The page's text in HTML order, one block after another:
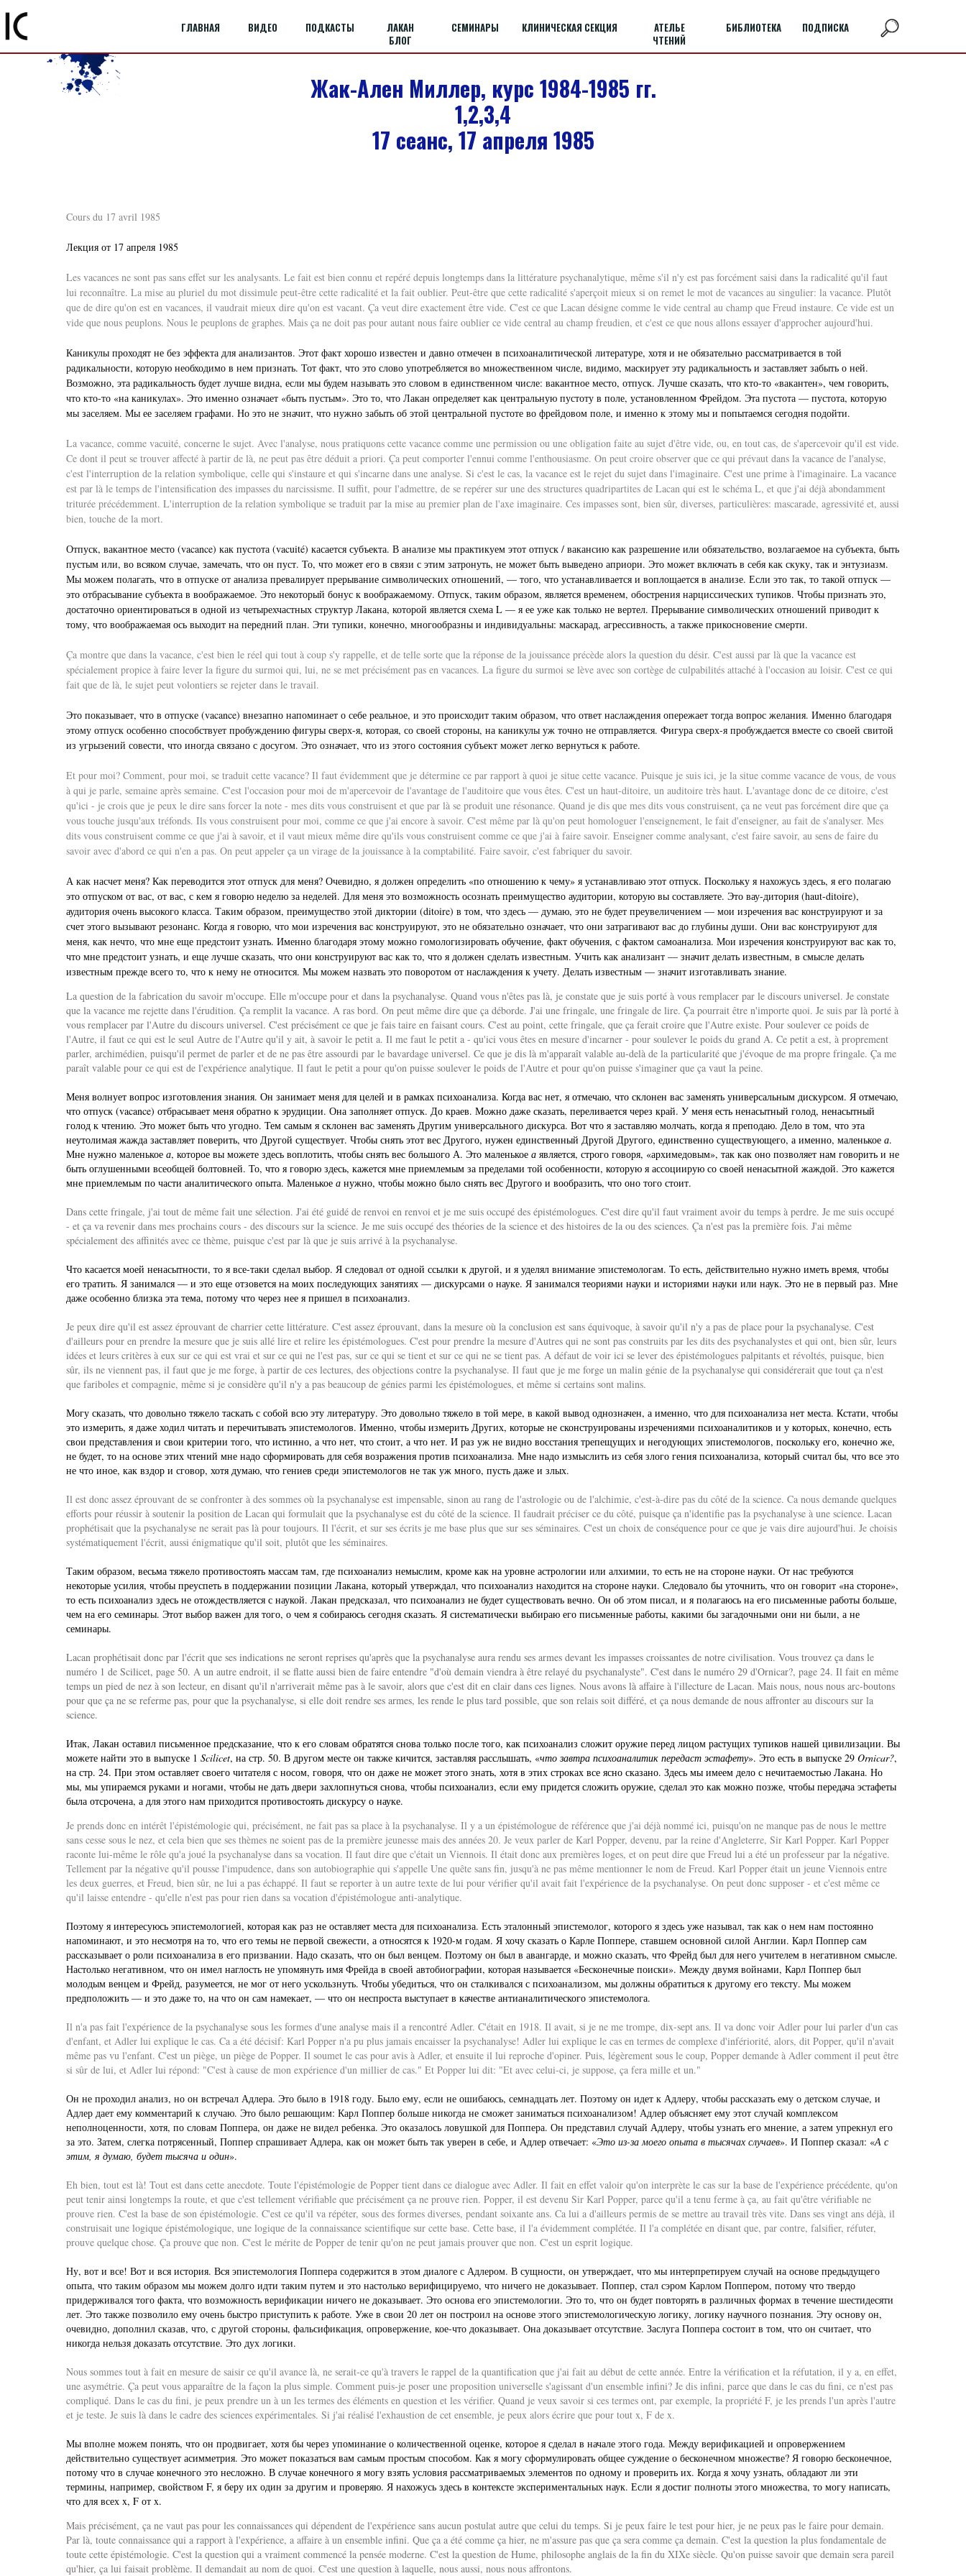
ЛАКАН
БЛОГ
КЛИНИЧЕСКАЯ СЕКЦИЯ
СЕМИНАРЫ ПОДПИСКА
БИБЛИОТЕКА
АТЕЛЬЕ
ЧТЕНИЙ
ГЛАВНАЯ ПОДКАСТЫ
ВИДЕО
Жак-Ален Миллер, курс 1984-1985 гг.
1,2,3,4
17 сеанс, 17 апреля 1985
Cours du 17 avril 1985
Лекция от 17 апреля 1985
Les vacances ne sont pas sans effet sur les analysants. Le fait est bien connu et repéré depuis longtemps dans la littérature psychanalytique, même s'il n'y est pas forcément saisi dans la radicalité qu'il faut
lui reconnaître. La mise au pluriel du mot dissimule peut-être cette radicalité et la fait oublier. Peut-être que cette radicalité s'aperçoit mieux si on remet le mot de vacances au singulier: la vacance. Plutôt
que de dire qu'on est en vacances, il vaudrait mieux dire qu'on est vacant. Ça veut dire exactement être vide. C'est ce que Lacan désigne comme le vide central au champ que Freud instaure. Ce vide est un
vide que nous peuplons. Nous le peuplons de graphes. Mais ça ne doit pas pour autant nous faire oublier ce vide central au champ freudien, et c'est ce que nous allons essayer d'approcher aujourd'hui.
Каникулы проходят не без эффекта для анализантов. Этот факт хорошо известен и давно отмечен в психоаналитической литературе, хотя и не обязательно рассматривается в той
радикальности, которую необходимо в нем признать. Тот факт, что это слово употребляется во множественном числе, видимо, маскирует эту радикальность и заставляет забыть о ней.
Возможно, эта радикальность будет лучше видна, если мы будем называть это словом в единственном числе: вакантное место, отпуск. Лучше сказать, что кто-то «вакантен», чем говорить,
что кто-то «на каникулах». Это именно означает «быть пустым». Это то, что Лакан определяет как центральную пустоту в поле, установленном Фрейдом. Эта пустота — пустота, которую
мы заселяем. Мы ее заселяем графами. Но это не значит, что нужно забыть об этой центральной пустоте во фрейдовом поле, и именно к этому мы и попытаемся сегодня подойти.
La vacance, comme vacuité, concerne le sujet. Avec l'analyse, nous pratiquons cette vacance comme une permission ou une obligation faite au sujet d'être vide, ou, en tout cas, de s'apercevoir qu'il est vide.
Ce dont il peut se trouver affecté à partir de là, ne peut pas être déduit a priori. Ça peut comporter l'ennui comme l'enthousiasme. On peut croire observer que ce qui prévaut dans la vacance de l'analyse,
c'est l'interruption de la relation symbolique, celle qui s'instaure et qui s'incarne dans une analyse. Si c'est le cas, la vacance est le rejet du sujet dans l'imaginaire. C'est une prime à l'imaginaire. La vacance
est par là le temps de l'intensification des impasses du narcissisme. Il suffit, pour l'admettre, de se repérer sur une des structures quadripartites de Lacan qui est le schéma L, et que j'ai déjà abondamment
triturée précédemment. L'interruption de la relation symbolique se traduit par la mise au premier plan de l'axe imaginaire. Ces impasses sont, bien sûr, diverses, particulières: mascarade, agressivité et, aussi
bien, touche de la mort.
Отпуск, вакантное место (vacance) как пустота (vacuité) касается субъекта. В анализе мы практикуем этот отпуск / вакансию как разрешение или обязательство, возлагаемое на субъекта, быть
пустым или, во всяком случае, замечать, что он пуст. То, что может его в связи с этим затронуть, не может быть выведено априори. Это может включать в себя как скуку, так и энтузиазм.
Мы можем полагать, что в отпуске от анализа превалирует прерывание символических отношений, — того, что устанавливается и воплощается в анализе. Если это так, то такой отпуск —
это отбрасывание субъекта в воображаемое. Это некоторый бонус к воображаемому. Отпуск, таким образом, является временем, обострения нарциссических тупиков. Чтобы признать это,
достаточно ориентироваться в одной из четырехчастных структур Лакана, которой является схема L — я ее уже как только не вертел. Прерывание символических отношений приводит к
тому, что воображаемая ось выходит на передний план. Эти тупики, конечно, многообразны и индивидуальны: маскарад, агрессивность, а также прикосновение смерти.
Ça montre que dans la vacance, c'est bien le réel qui tout à coup s'y rappelle, et de telle sorte que la réponse de la jouissance précède alors la question du désir. C'est aussi par là que la vacance est
spécialement propice à faire lever la figure du surmoi qui, lui, ne se met précisément pas en vacances. La figure du surmoi se lève avec son cortège de culpabilités attaché à l'occasion au loisir. C'est ce qui
fait que de là, le sujet peut volontiers se rejeter dans le travail.
Это показывает, что в отпуске (vacance) внезапно напоминает о себе реальное, и это происходит таким образом, что ответ наслаждения опережает тогда вопрос желания. Именно благодаря
этому отпуск особенно способствует пробуждению фигуры сверх-я, которая, со своей стороны, на каникулы уж точно не отправляется. Фигура сверх-я пробуждается вместе со своей свитой
из угрызений совести, что иногда связано с досугом. Это означает, что из этого состояния субъект может легко вернуться к работе.
Et pour moi? Comment, pour moi, se traduit cette vacance? Il faut évidemment que je détermine ce par rapport à quoi je situe cette vacance. Puisque je suis ici, je la situe comme vacance de vous, de vous
à qui je parle, semaine après semaine. C'est l'occasion pour moi de m'apercevoir de l'avantage de l'auditoire que vous êtes. C'est un haut-ditoire, un auditoire très haut. L'avantage donc de ce ditoire, c'est
qu'ici - je crois que je peux le dire sans forcer la note - mes dits vous construisent et que par là se produit une résonance. Quand je dis que mes dits vous construisent, ça ne veut pas forcément dire que ça
vous touche jusqu'aux tréfonds. Ils vous construisent pour moi, comme ce que j'ai encore à savoir. C'est même par là qu'on peut homologuer l'enseignement, le fait d'enseigner, au fait de s'analyser. Mes
dits vous construisent comme ce que j'ai à savoir, et il vaut mieux même dire qu'ils vous construisent comme ce que j'ai à faire savoir. Enseigner comme analysant, c'est faire savoir, au sens de faire du
savoir avec d'abord ce qui n'en a pas. On peut appeler ça un virage de la jouissance à la comptabilité. Faire savoir, c'est fabriquer du savoir.
А как насчет меня? Как переводится этот отпуск для меня? Очевидно, я должен определить «по отношению к чему» я устанавливаю этот отпуск. Поскольку я нахожусь здесь, я его полагаю
это отпуском от вас, от вас, с кем я говорю неделю за неделей. Для меня это возможность осознать преимущество аудитории, которую вы составляете. Это вау-дитория (haut-ditoire),
аудитория очень высокого класса. Таким образом, преимущество этой диктории (ditoire) в том, что здесь — думаю, это не будет преувеличением — мои изречения вас конструируют и за
счет этого вызывают резонанс. Когда я говорю, что мои изречения вас конструируют, это не обязательно означает, что они затрагивают вас до глубины души. Они вас конструируют для
меня, как нечто, что мне еще предстоит узнать. Именно благодаря этому можно гомологизировать обучение, факт обучения, с фактом самоанализа. Мои изречения конструируют вас как то,
что мне предстоит узнать, и еще лучше сказать, что они конструируют вас как то, что я должен сделать известным. Учить как анализант — значит делать известным, в смысле делать
известным прежде всего то, что к нему не относится. Мы можем назвать это поворотом от наслаждения к учету. Делать известным — значит изготавливать знание.
La question de la fabrication du savoir m'occupe. Elle m'occupe pour et dans la psychanalyse. Quand vous n'êtes pas là, je constate que je suis porté à vous remplacer par le discours universel. Je constate
que la vacance me rejette dans l'érudition. Ça remplit la vacance. A ras bord. On peut même dire que ça déborde. J'ai une fringale, une fringale de lire. Ça pourrait être n'importe quoi. Je suis par là porté à
vous remplacer par l'Autre du discours universel. C'est précisément ce que je fais taire en faisant cours. C'est au point, cette fringale, que ça ferait croire que l'Autre existe. Pour soulever ce poids de
l'Autre, il faut ce qui est le seul Autre de l'Autre qu'il y ait, à savoir le petit a. Il me faut le petit a - qu'ici vous êtes en mesure d'incarner - pour soulever le poids du grand A. Ce petit a est, à proprement
parler, archimédien, puisqu'il permet de parler et de ne pas être assourdi par le bavardage universel. Ce que je dis là m'apparaît valable au-delà de la particularité que j'évoque de ma propre fringale. Ça me
paraît valable pour ce qui est de l'expérience analytique. Il faut le petit a pour qu'on puisse soulever le poids de l'Autre et pour qu'on puisse s'imaginer que ça vaut la peine.
Меня волнует вопрос изготовления знания. Он занимает меня для целей и в рамках психоанализа. Когда вас нет, я отмечаю, что склонен вас заменять универсальным дискурсом. Я отмечаю,
что отпуск (vacance) отбрасывает меня обратно к эрудиции. Она заполняет отпуск. До краев. Можно даже сказать, переливается через край. У меня есть ненасытный голод, ненасытный
голод к чтению. Это может быть что угодно. Тем самым я склонен вас заменять Другим универсального дискурса. Вот что я заставляю молчать, когда я преподаю. Дело в том, что эта
неутолимая жажда заставляет поверить, что Другой существует. Чтобы снять этот вес Другого, нужен единственный Другой Другого, единственно существующего, а именно, маленькое а.
Мне нужно маленькое а, которое вы можете здесь воплотить, чтобы снять вес большого А. Это маленькое а является, строго говоря, «архимедовым», так как оно позволяет нам говорить и не
быть оглушенными всеобщей болтовней. То, что я говорю здесь, кажется мне приемлемым за пределами той особенности, которую я ассоциирую со своей ненасытной жаждой. Это кажется
мне приемлемым по части аналитического опыта. Маленькое а нужно, чтобы можно было снять вес Другого и вообразить, что оно того стоит.
Dans cette fringale, j'ai tout de même fait une sélection. J'ai été guidé de renvoi en renvoi et je me suis occupé des épistémologues. C'est dire qu'il faut vraiment avoir du temps à perdre. Je me suis occupé
- et ça va revenir dans mes prochains cours - des discours sur la science. Je me suis occupé des théories de la science et des histoires de la ou des sciences. Ça n'est pas la première fois. J'ai même
spécialement des affinités avec ce thème, puisque c'est par là que je suis arrivé à la psychanalyse.
Что касается моей ненасытности, то я все-таки сделал выбор. Я следовал от одной ссылки к другой, и я уделял внимание эпистемологам. То есть, действительно нужно иметь время, чтобы
его тратить. Я занимался — и это еще отзовется на моих последующих занятиях — дискурсами о науке. Я занимался теориями науки и историями науки или наук. Это не в первый раз. Мне
даже особенно близка эта тема, потому что через нее я пришел в психоанализ.
Je peux dire qu'il est assez éprouvant de charrier cette littérature. C'est assez éprouvant, dans la mesure où la conclusion est sans équivoque, à savoir qu'il n'y a pas de place pour la psychanalyse. C'est
d'ailleurs pour en prendre la mesure que je suis allé lire et relire les épistémologues. C'est pour prendre la mesure d'Autres qui ne sont pas construits par les dits des psychanalystes et qui ont, bien sûr, leurs
idées et leurs critères à eux sur ce qui est vrai et sur ce qui ne l'est pas, sur ce qui se tient et sur ce qui ne se tient pas. A défaut de voir ici se lever des épistémologues palpitants et révoltés, puisque, bien
sûr, ils ne viennent pas, il faut que je me forge, à partir de ces lectures, des objections contre la psychanalyse. Il faut que je me forge un malin génie de la psychanalyse qui considérerait que tout ça n'est
que fariboles et compagnie, même si je considère qu'il n'y a pas beaucoup de génies parmi les épistémologues, et même si certains sont malins.
Могу сказать, что довольно тяжело таскать с собой всю эту литературу. Это довольно тяжело в той мере, в какой вывод однозначен, а именно, что для психоанализа нет места. Кстати, чтобы
это измерить, я даже ходил читать и перечитывать эпистемологов. Именно, чтобы измерить Других, которые не сконструированы изречениями психоаналитиков и у которых, конечно, есть
свои представления и свои критерии того, что истинно, а что нет, что стоит, а что нет. И раз уж не видно восстания трепещущих и негодующих эпистемологов, поскольку его, конечно же,
не будет, то на основе этих чтений мне надо сформировать для себя возражения против психоанализа. Мне надо измыслить из себя злого гения психоанализа, который считал бы, что все это
не что иное, как вздор и сговор, хотя думаю, что гениев среди эпистемологов не так уж много, пусть даже и злых.
Il est donc assez éprouvant de se confronter à des sommes où la psychanalyse est impensable, sinon au rang de l'astrologie ou de l'alchimie, c'est-à-dire pas du côté de la science. Ca nous demande quelques
efforts pour réussir à soutenir la position de Lacan qui formulait que la psychanalyse est du côté de la science. Il faudrait préciser ce du côté, puisque ça n'identifie pas la psychanalyse à une science. Lacan
prophétisait que la psychanalyse ne serait pas là pour toujours. Il l'écrit, et sur ses écrits je me base plus que sur ses séminaires. C'est un choix de conséquence pour ce que je vais dire aujourd'hui. Je choisis
systématiquement l'écrit, aussi énigmatique qu'il soit, plutôt que les séminaires.
Таким образом, весьма тяжело противостоять массам там, где психоанализ немыслим, кроме как на уровне астрологии или алхимии, то есть не на стороне науки. От нас требуются
некоторые усилия, чтобы преуспеть в поддержании позиции Лакана, который утверждал, что психоанализ находится на стороне науки. Следовало бы уточнить, что он говорит «на стороне»,
то есть психоанализ здесь не отождествляется с наукой. Лакан предсказал, что психоанализ не будет существовать вечно. Он об этом писал, и я полагаюсь на его письменные работы больше,
чем на его семинары. Этот выбор важен для того, о чем я собираюсь сегодня сказать. Я систематически выбираю его письменные работы, какими бы загадочными они ни были, а не
семинары.
Lacan prophétisait donc par l'écrit que ses indications ne seront reprises qu'après que la psychanalyse aura rendu ses armes devant les impasses croissantes de notre civilisation. Vous trouvez ça dans le
numéro 1 de Scilicet, page 50. A un autre endroit, il se flatte aussi bien de faire entendre "d'où demain viendra à être relayé du psychanalyste". C'est dans le numéro 29 d'Ornicar?, page 24. Il fait en même
temps un pied de nez à son lecteur, en disant qu'il n'arriverait même pas à le savoir, alors que c'est dit en clair dans ces lignes. Nous avons là affaire à l'illecture de Lacan. Mais nous, nous nous arc-boutons
pour que ça ne se referme pas, pour que la psychanalyse, si elle doit rendre ses armes, les rende le plus tard possible, que son relais soit différé, et ça nous demande de nous affronter au discours sur la
science.
Итак, Лакан оставил письменное предсказание, что к его словам обратятся снова только после того, как психоанализ сложит оружие перед лицом растущих тупиков нашей цивилизации. Вы
можете найти это в выпуске 1 Scilicet, на стр. 50. В другом месте он также кичится, заставляя расслышать, «что завтра психоаналитик передаст эстафету». Это есть в выпуске 29 Ornicar?,
на стр. 24. При этом оставляет своего читателя с носом, говоря, что он даже не может этого знать, хотя в этих строках все ясно сказано. Здесь мы имеем дело с нечитаемостью Лакана. Но
мы, мы упираемся руками и ногами, чтобы не дать двери захлопнуться снова, чтобы психоанализ, если ему придется сложить оружие, сделал это как можно позже, чтобы передача эстафеты
была отсрочена, а для этого нам приходится противостоять дискурсу о науке.
Je prends donc en intérêt l'épistémologie qui, précisément, ne fait pas sa place à la psychanalyse. Il y a un épistémologue de référence que j'ai déjà nommé ici, puisqu'on ne manque pas de nous le mettre
sans cesse sous le nez, et cela bien que ses thèmes ne soient pas de la première jeunesse mais des années 20. Je veux parler de Karl Popper, devenu, par la reine d'Angleterre, Sir Karl Popper. Karl Popper
raconte lui-même le rôle qu'a joué la psychanalyse dans sa vocation. Il faut dire que c'était un Viennois. Il était donc aux premières loges, et on peut dire que Freud lui a été un professeur par la négative.
Tellement par la négative qu'il pousse l'impudence, dans son autobiographie qui s'appelle Une quête sans fin, jusqu'à ne pas même mentionner le nom de Freud. Karl Popper était un jeune Viennois entre
les deux guerres, et Freud, bien sûr, ne lui a pas échappé. Il faut se reporter à un autre texte de lui pour vérifier qu'il avait fait l'expérience de la psychanalyse. On peut donc supposer - et c'est même ce
qu'il laisse entendre - qu'elle n'est pas pour rien dans sa vocation d'épistémologue anti-analytique.
Поэтому я интересуюсь эпистемологией, которая как раз не оставляет места для психоанализа. Есть эталонный эпистемолог, которого я здесь уже называл, так как о нем нам постоянно
напоминают, и это несмотря на то, что его темы не первой свежести, а относятся к 1920-м годам. Я хочу сказать о Карле Поппере, ставшем основной силой Англии. Карл Поппер сам
рассказывает о роли психоанализа в его призвании. Надо сказать, что он был венцем. Поэтому он был в авангарде, и можно сказать, что Фрейд был для него учителем в негативном смысле.
Настолько негативном, что он имел наглость не упомянуть имя Фрейда в своей автобиографии, которая называется «Бесконечные поиски». Между двумя войнами, Карл Поппер был
молодым венцем и Фрейд, разумеется, не мог от него ускользнуть. Чтобы убедиться, что он сталкивался с психоанализом, мы должны обратиться к другому его тексту. Мы можем
предположить — и это даже то, на что он сам намекает, — что он неспроста выступает в качестве антианалитического эпистемолога.
Il n'a pas fait l'expérience de la psychanalyse sous les formes d'une analyse mais il a rencontré Adler. C'était en 1918. Il avait, si je ne me trompe, dix-sept ans. Il va donc voir Adler pour lui parler d'un cas
d'enfant, et Adler lui explique le cas. Ca a été décisif: Karl Popper n'a pu plus jamais encaisser la psychanalyse! Adler lui explique le cas en termes de complexe d'infériorité, alors, dit Popper, qu'il n'avait
même pas vu l'enfant. C'est un piège, un piège de Popper. Il soumet le cas pour avis à Adler, et ensuite il lui reproche d'opiner. Puis, légèrement sous le coup, Popper demande à Adler comment il peut être
si sûr de lui, et Adler lui répond: "C'est à cause de mon expérience d'un millier de cas." Et Popper lui dit: "Et avec celui-ci, je suppose, ça fera mille et un."
Он не проходил анализ, но он встречал Адлера. Это было в 1918 году. Было ему, если не ошибаюсь, семнадцать лет. Поэтому он идет к Адлеру, чтобы рассказать ему о детском случае, и
Адлер дает ему комментарий к случаю. Это было решающим: Карл Поппер больше никогда не сможет заниматься психоанализом! Адлер объясняет ему этот случай комплексом
неполноценности, хотя, по словам Поппера, он даже не видел ребенка. Это оказалось ловушкой для Поппера. Он представил случай Адлеру, чтобы узнать его мнение, а затем упрекнул его
за это. Затем, слегка потрясенный, Поппер спрашивает Адлера, как он может быть так уверен в себе, и Адлер отвечает: «Это из-за моего опыта в тысячах случаев». И Поппер сказал: «А с
этим, я думаю, будет тысяча и один».
Eh bien, tout est là! Tout est dans cette anecdote. Toute l'épistémologie de Popper tient dans ce dialogue avec Adler. Il fait en effet valoir qu'on interprète le cas sur la base de l'expérience précédente, qu'on
peut tenir ainsi longtemps la route, et que c'est tellement vérifiable que précisément ça ne prouve rien. Popper, il est devenu Sir Karl Popper, parce qu'il a tenu ferme à ça, au fait qu'être vérifiable ne
prouve rien. C'est la base de son épistémologie. C'est ce qu'il va répéter, sous des formes diverses, pendant soixante ans. Ca lui a d'ailleurs permis de se mettre au travail très vite. Dans ses vingt ans déjà, il
construisait une logique épistémologique, une logique de la connaissance scientifique sur cette base. Cette base, il l'a évidemment complétée. Il l'a complétée en disant que, par contre, falsifier, réfuter,
prouve quelque chose. Ça prouve que non. C'est le mérite de Popper de tenir qu'on ne peut jamais prouver que non. C'est un esprit logique.
Ну, вот и все! Вот и вся история. Вся эпистемология Поппера содержится в этом диалоге с Адлером. В сущности, он утверждает, что мы интерпретируем случай на основе предыдущего
опыта, что таким образом мы можем долго идти таким путем и это настолько верифицируемо, что ничего не доказывает. Поппер, стал сэром Карлом Поппером, потому что твердо
придерживался того факта, что возможность верификации ничего не доказывает. Это основа его эпистемологии. Это то, что он будет повторять в различных формах в течение шестидесяти
лет. Это также позволило ему очень быстро приступить к работе. Уже в свои 20 лет он построил на основе этого эпистемологическую логику, логику научного познания. Эту основу он,
очевидно, дополнил сказав, что, с другой стороны, фальсификация, опровержение, кое-что доказывает. Она доказывает отсутствие. Заслуга Поппера состоит в том, что он считает, что
никогда нельзя доказать отсутствие. Это дух логики.
Nous sommes tout à fait en mesure de saisir ce qu'il avance là, ne serait-ce qu'à travers le rappel de la quantification que j'ai fait au début de cette année. Entre la vérification et la réfutation, il y a, en effet,
une asymétrie. Ça peut vous apparaître de la façon la plus simple. Comment puis-je poser une proposition universelle s'agissant d'un ensemble infini? Je dis infini, parce que dans le cas du fini, ce n'est pas
compliqué. Dans le cas du fini, je peux prendre un à un les termes des éléments en question et les vérifier. Quand je veux savoir si ces termes ont, par exemple, la propriété F, je les prends l'un après l'autre
et je teste. Je suis là dans le cadre des sciences expérimentales. Si j'ai réalisé l'exhaustion de cet ensemble, je peux alors écrire que pour tout x, F de x.
Мы вполне можем понять, что он продвигает, хотя бы через упоминание о количественной оценке, которое я сделал в начале этого года. Между верификацией и опровержением
действительно существует асимметрия. Это может показаться вам самым простым способом. Как я могу сформулировать общее суждение о бесконечном множестве? Я говорю бесконечное,
потому что в случае конечного это несложно. В случае конечного я могу взять условия рассматриваемых элементов по одному и проверить их. Когда я хочу узнать, обладают ли эти
термины, например, свойством F, я беру их один за другим и проверяю. Я нахожусь здесь в контексте экспериментальных наук. Если я достиг полноты этого множества, то могу написать,
что для всех x, F от x.
Mais précisément, ça ne vaut pas pour les connaissances qui dépendent de l'expérience sans aucun postulat autre que celui du temps. Si je peux faire le test pour hier, je ne peux pas le faire pour demain.
Par là, toute connaissance qui a rapport à l'expérience, a affaire à un ensemble infini. Que ça a été comme ça hier, ne m'assure pas que ça sera comme ça demain. C'est la question la plus fondamentale de
toute cette épistémologie. C'est la question qui a vraiment commencé la pensée moderne. C'est la question de Hume, philosophe anglais de la fin du XIXe siècle. Qu'on puisse savoir que demain sera pareil
qu'hier, ça lui faisait problème. Il demandait au nom de quoi. C'est une question à laquelle, nous aussi, nous nous affrontons.